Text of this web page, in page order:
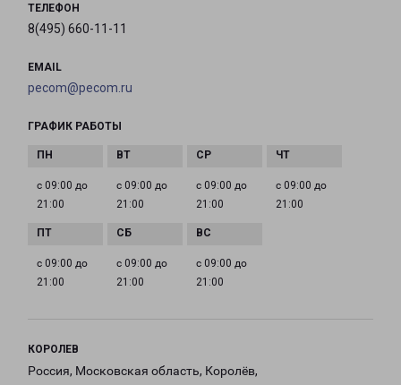
ТЕЛЕФОН
8(495) 660-11-11
EMAIL
pecom@pecom.ru
ГРАФИК РАБОТЫ
с 09:00 до
21:00
с 09:00 до
21:00
с 09:00 до
21:00
с 09:00 до
21:00
с 09:00 до
21:00
с 09:00 до
21:00
с 09:00 до
21:00
КОРОЛЕВ
Россия, Московская область, Королёв,